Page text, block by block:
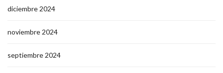
diciembre 2024
noviembre 2024
septiembre 2024